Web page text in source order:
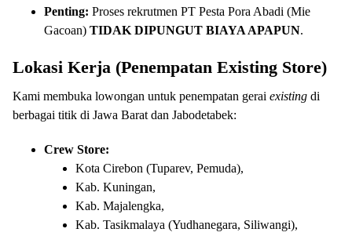
Penting: Proses rekrutmen PT Pesta Pora Abadi (Mie
Gacoan) TIDAK DIPUNGUT BIAYA APAPUN.
Lokasi Kerja (Penempatan Existing Store)
Kami membuka lowongan untuk penempatan gerai existing di
berbagai titik di Jawa Barat dan Jabodetabek:
Crew Store:
Kota Cirebon (Tuparev, Pemuda),
Kab. Kuningan,
Kab. Majalengka,
Kab. Tasikmalaya (Yudhanegara, Siliwangi),